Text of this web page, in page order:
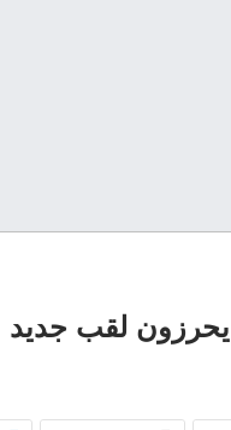
لقب جديد